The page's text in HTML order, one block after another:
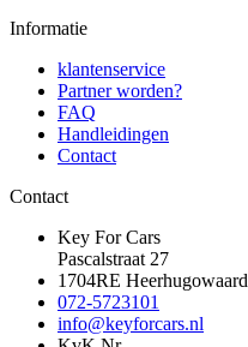
Informatie
klantenservice
Partner worden?
FAQ
Handleidingen
Contact
Contact
Key For Cars
Pascalstraat 27
1704RE Heerhugowaard
072-5723101
info@keyforcars.nl